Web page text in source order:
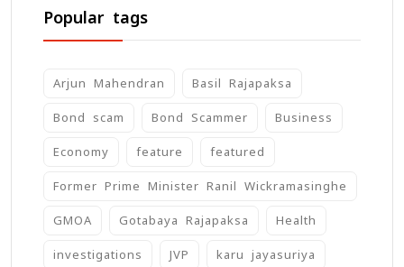
Popular tags
Arjun Mahendran Basil Rajapaksa
Bond scam Bond Scammer Business
Economy feature featured
Former Prime Minister Ranil Wickramasinghe
GMOA Gotabaya Rajapaksa Health
investigations JVP karu jayasuriya